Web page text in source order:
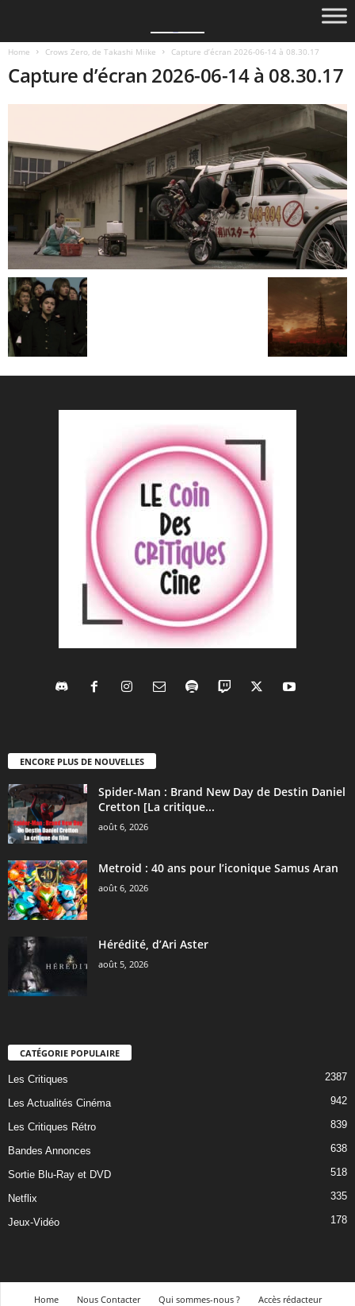
Home Crows Zero, de Takashi Miike Capture d’écran 2026-06-14 à 08.30.17
Capture d’écran 2026-06-14 à 08.30.17
ENCORE PLUS DE NOUVELLES
Spider-Man : Brand New Day de Destin Daniel
Cretton [La critique...
août 6, 2026
Metroid : 40 ans pour l’iconique Samus Aran
août 6, 2026
Hérédité, d’Ari Aster
août 5, 2026
CATÉGORIE POPULAIRE
Les Critiques 2387
Les Actualités Cinéma 942
Les Critiques Rétro 839
Bandes Annonces 638
Sortie Blu-Ray et DVD 518
Netflix 335
Jeux-Vidéo 178
Home Nous Contacter Qui sommes-nous ?
Accès rédacteur